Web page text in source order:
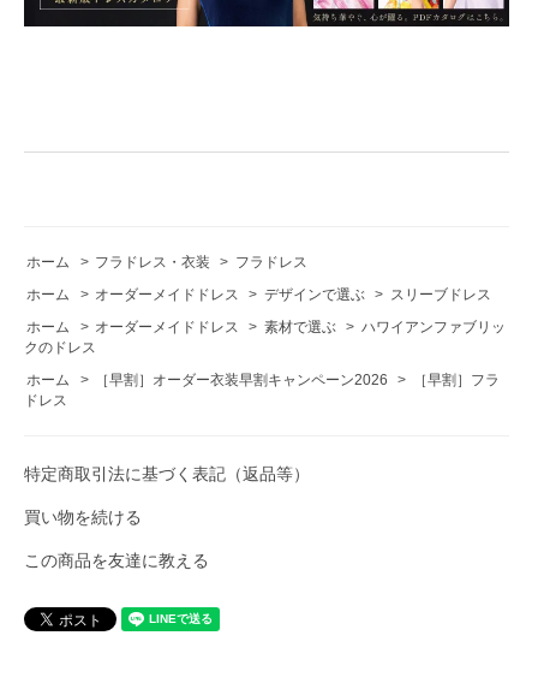
ホーム > フラドレス・衣装 > フラドレス
ホーム
> オーダーメイドドレス > デザインで選ぶ > スリーブドレス
ホーム
> オーダーメイドドレス > 素材で選ぶ > ハワイアンファブリッ
クのドレス
ホーム
> ［早割］オーダー衣装早割キャンペーン2026 >
［早割］フラ
ドレス
特定商取引法に基づく表記（返品等）
買い物を続ける
この商品を友達に教える